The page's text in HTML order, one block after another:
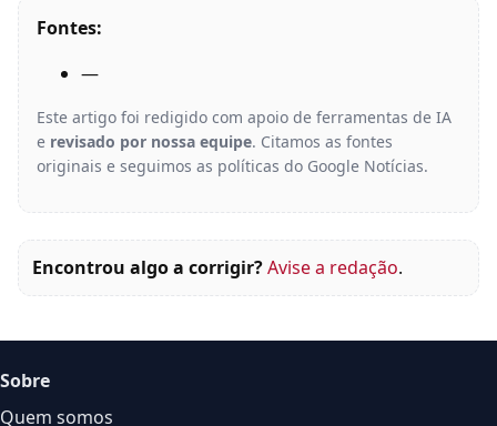
Fontes:
—
Este artigo foi redigido com apoio de ferramentas de IA
e revisado por nossa equipe. Citamos as fontes
originais e seguimos as políticas do Google Notícias.
Encontrou algo a corrigir?Avise a redação.
Sobre
Quem somos